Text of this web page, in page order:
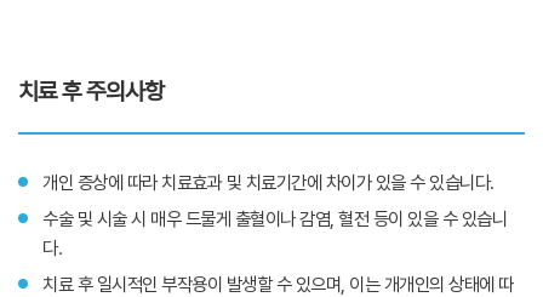
치료 후 주의사항
개인 증상에 따라 치료효과 및 치료기간에 차이가 있을 수 있습니다.
수술 및 시술 시 매우 드물게 출혈이나 감염, 혈전 등이 있을 수 있습니
다.
치료 후 일시적인 부작용이 발생할 수 있으며, 이는 개개인의 상태에 따